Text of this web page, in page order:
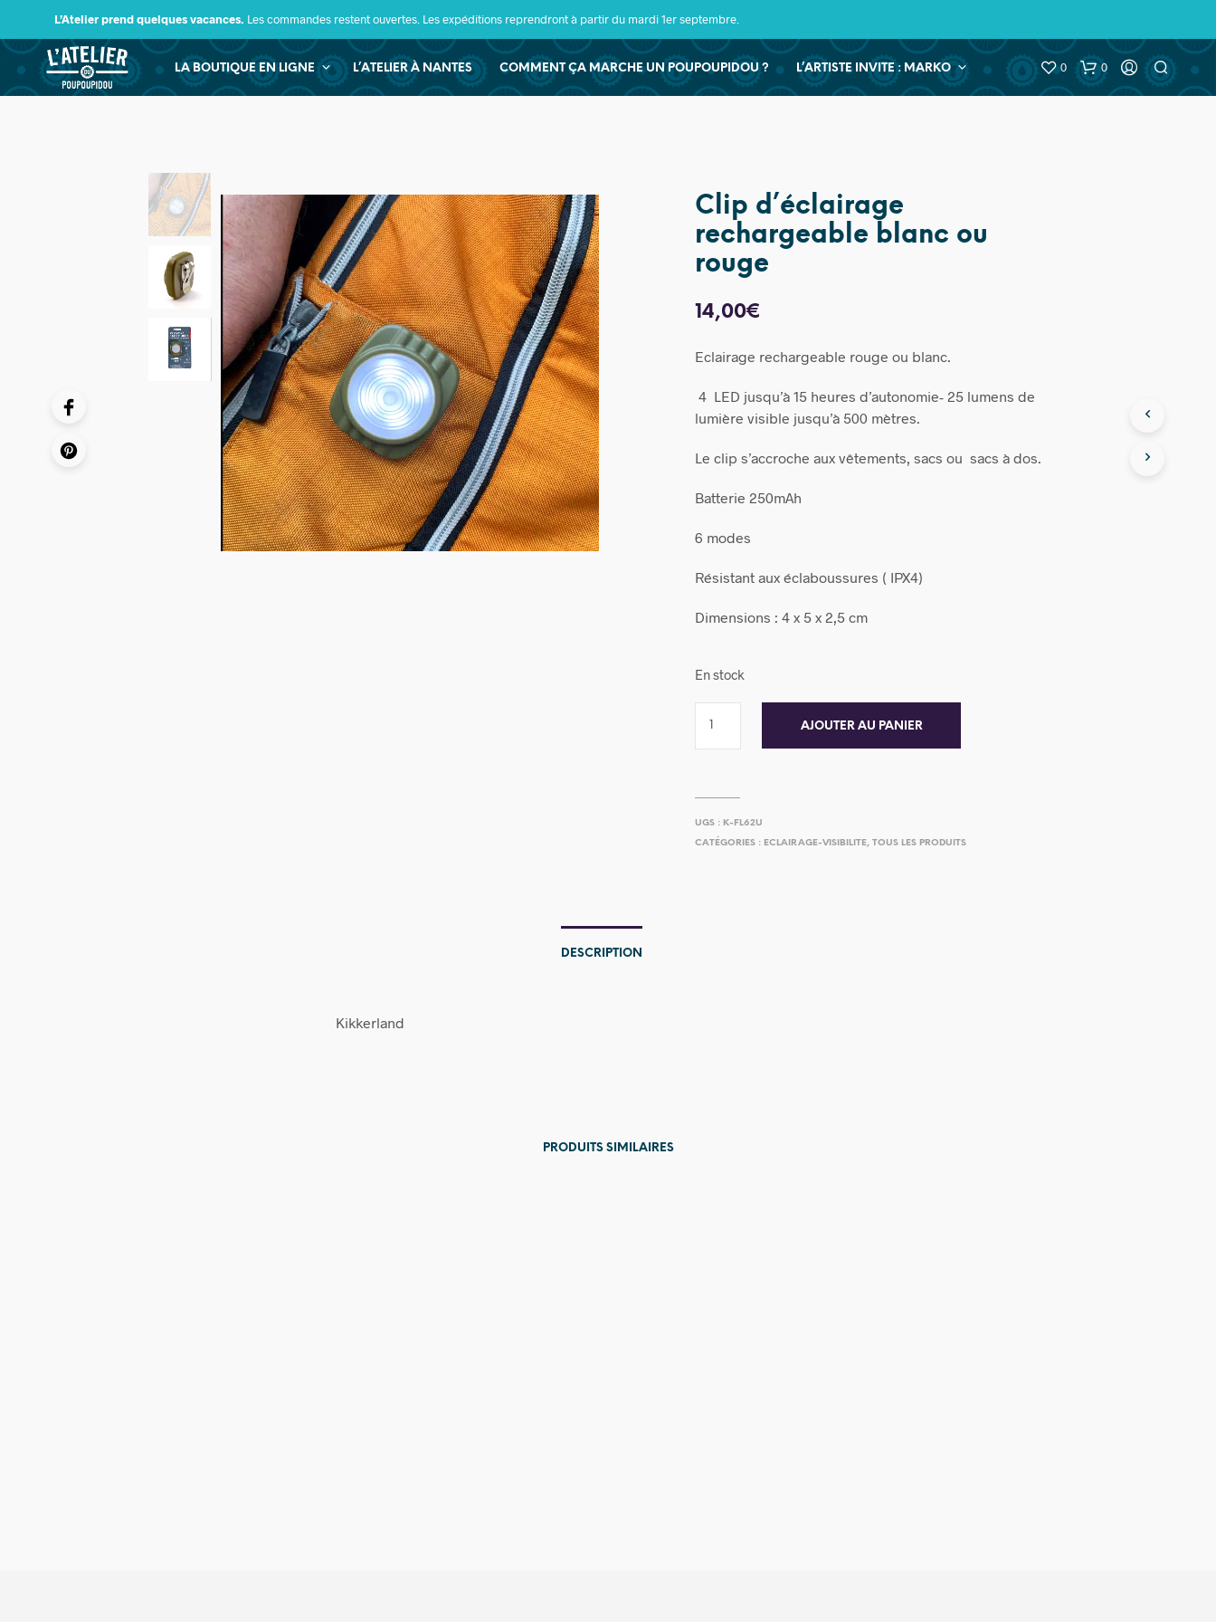
L’Atelier prend quelques vacances. Les commandes restent ouvertes. Les expéditions reprendront à partir du mardi 1er septembre.
LA BOUTIQUE EN LIGNE L’ATELIER À NANTES COMMENT ÇA MARCHE UN POUPOUPIDOU ? L’ARTISTE INVITE : MARKO 0 0
Clip d’éclairage
rechargeable blanc ou
rouge
14,00€
Eclairage rechargeable rouge ou blanc.
4 LED jusqu’à 15 heures d’autonomie- 25 lumens de
lumière visible jusqu’à 500 mètres.
Le clip s’accroche aux vêtements, sacs ou sacs à dos.
Batterie 250mAh
6 modes
Résistant aux éclaboussures ( IPX4)
Dimensions : 4 x 5 x 2,5 cm
En stock
AJOUTER AU PANIER
UGS : K-FL62U
CATÉGORIES : ECLAIRAGE-VISIBILITE,TOUS LES PRODUITS
DESCRIPTION
Kikkerland
PRODUITS SIMILAIRES